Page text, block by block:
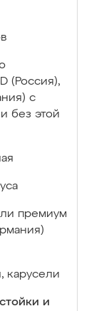
(Россия),
с
без этой
премиум
карусели
и